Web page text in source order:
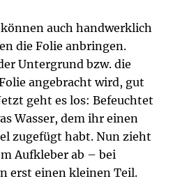
auch handwerklich
die Folie anbringen.
Untergrund bzw. die
angebracht wird, gut
geht es los: Befeuchtet
Wasser, dem ihr einen
zugefügt habt. Nun zieht
Aufkleber ab – bei
erst einen kleinen Teil.